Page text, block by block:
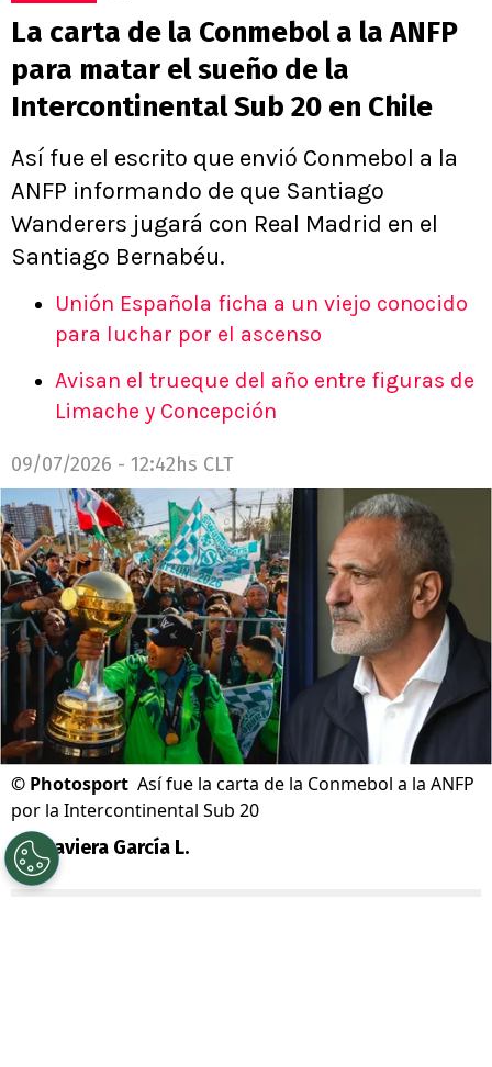
La carta de la Conmebol a la ANFP
para matar el sueño de la
Intercontinental Sub 20 en Chile
Así fue el escrito que envió Conmebol a la
ANFP informando de que Santiago
Wanderers jugará con Real Madrid en el
Santiago Bernabéu.
Unión Española ficha a un viejo conocido
para luchar por el ascenso
Avisan el trueque del año entre figuras de
Limache y Concepción
09/07/2026 - 12:42hs CLT
© Photosport Así fue la carta de la Conmebol a la ANFP
por la Intercontinental Sub 20
Por Javiera García L.